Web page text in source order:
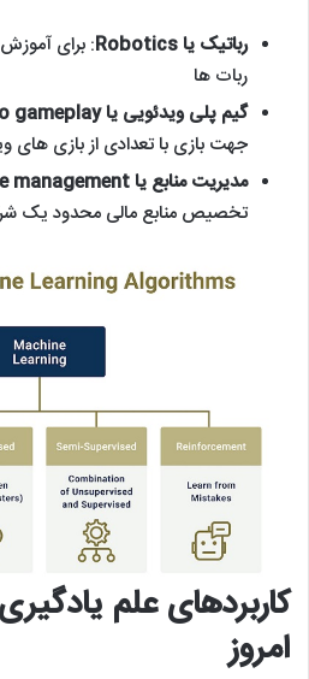
رباتیک یا Robotics
: برای
ربات ها
گیم پلی ویدئویی یا Video gameplay
جهت بازی با تعدادی از بازی های
مدیریت منابع یا Resource management
تخصیص منابع مالی محدود
کاربردهای علم
امروز